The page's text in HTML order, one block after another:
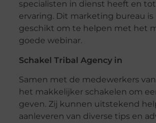
specialisten in dienst heeft en
ervaring. Dit marketing bureau
geschikt om te helpen met het
goede webinar.
Schakel Tribal Agency in
Samen met de medewerkers
het makkelijker schakelen om
geven. Zij kunnen uitstekend
aanleveren van diverse tips en